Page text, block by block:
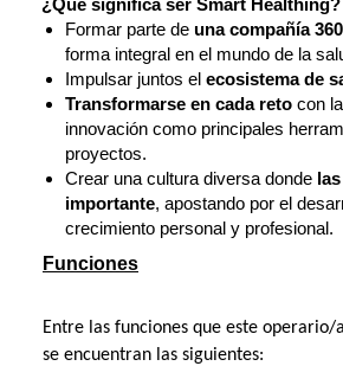
¿Qué significa ser Smart Healthing?
Formar parte de una compañía
forma integral en el mundo de la
Impulsar juntos el ecosistema de
Transformarse en cada reto con
innovación como principales
proyectos.
Crear una cultura diversa donde
importante, apostando por el
crecimiento personal y profesional.
Funciones
Entre las funciones que este operario/
se encuentran las siguientes: